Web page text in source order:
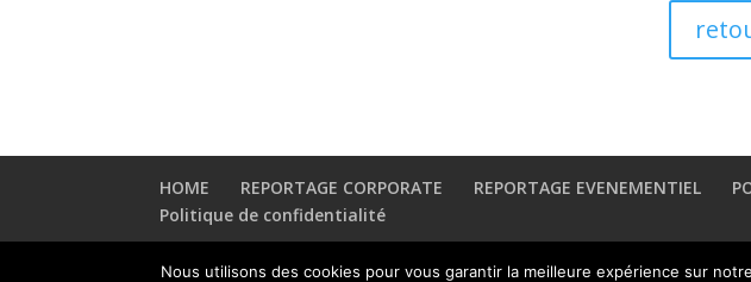
HOME REPORTAGE CORPORATE REPORTAGE EVENEMENTIEL
Politique de confidentialité
Nous utilisons des cookies pour vous garantir la meilleure expérience sur